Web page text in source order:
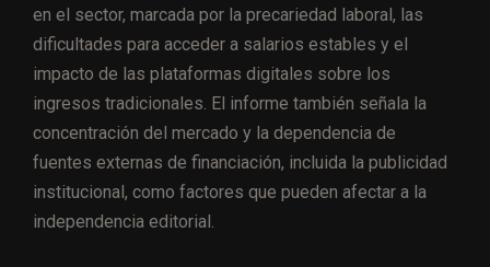
en el sector, marcada por la precariedad laboral, las
dificultades para acceder a salarios estables y el
impacto de las plataformas digitales sobre los
ingresos tradicionales. El informe también señala la
concentración del mercado y la dependencia de
fuentes externas de financiación, incluida la publicidad
institucional, como factores que pueden afectar a la
independencia editorial.